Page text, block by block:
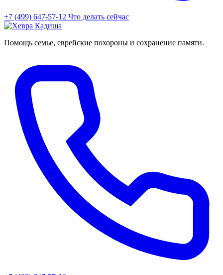
+7 (499) 647-57-12 Что делать сейчас
Помощь семье, еврейские похороны и сохранение памяти.